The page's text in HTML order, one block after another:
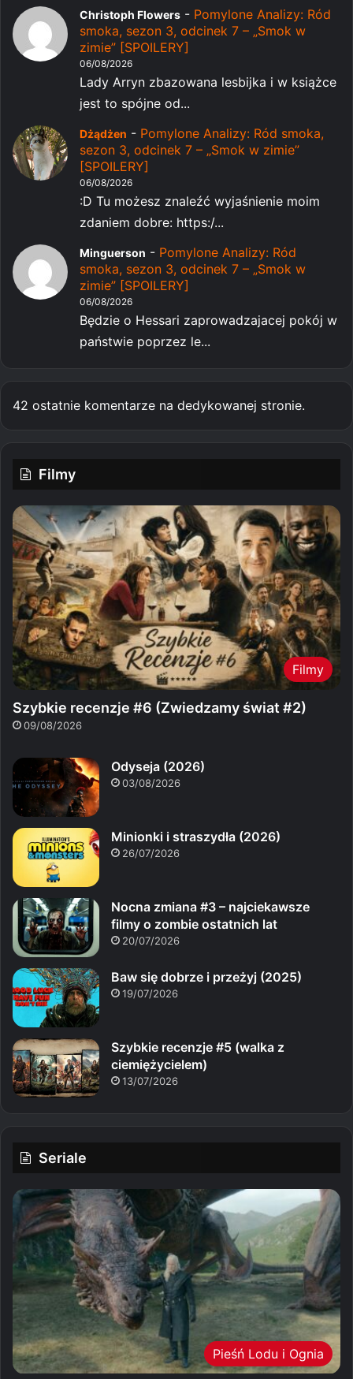
Christoph Flowers - Pomylone Analizy: Ród
smoka, sezon 3, odcinek 7 – „Smok w
zimie” [SPOILERY]
06/08/2026
Lady Arryn zbazowana lesbijka i w książce
jest to spójne od...
Dżądżen - Pomylone Analizy: Ród smoka,
sezon 3, odcinek 7 – „Smok w zimie”
[SPOILERY]
06/08/2026
:D Tu możesz znaleźć wyjaśnienie moim
zdaniem dobre: https:/...
Minguerson - Pomylone Analizy: Ród
smoka, sezon 3, odcinek 7 – „Smok w
zimie” [SPOILERY]
06/08/2026
Będzie o Hessari zaprowadzajacej pokój w
państwie poprzez le...
42 ostatnie komentarze na dedykowanej stronie.
Filmy
Filmy
Szybkie recenzje #6 (Zwiedzamy świat #2)
09/08/2026
Odyseja (2026)
03/08/2026
Minionki i straszydła (2026)
26/07/2026
Nocna zmiana #3 – najciekawsze
filmy o zombie ostatnich lat
20/07/2026
Baw się dobrze i przeżyj (2025)
19/07/2026
Szybkie recenzje #5 (walka z
ciemiężycielem)
13/07/2026
Seriale
Pieśń Lodu i Ognia